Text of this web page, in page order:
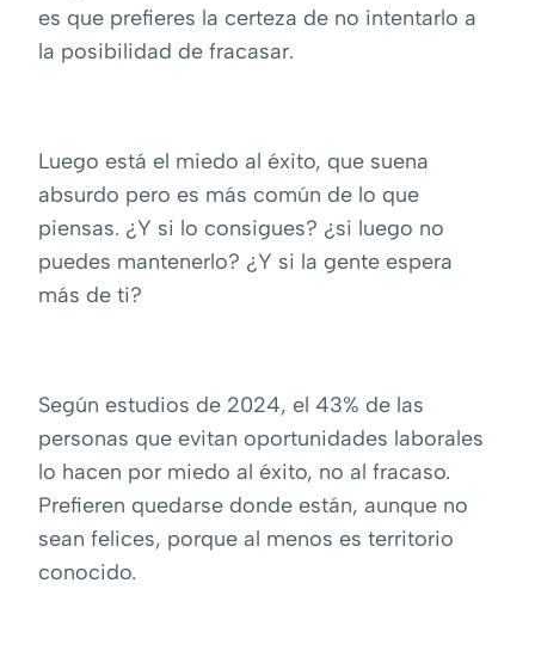
es que prefieres la certeza de no intentarlo a
la posibilidad de fracasar.
Luego está el miedo al éxito, que suena
absurdo pero es más común de lo que
piensas. ¿Y si lo consigues? ¿si luego no
puedes mantenerlo? ¿Y si la gente espera
más de ti?
Según estudios de 2024, el 43% de las
personas que evitan oportunidades laborales
lo hacen por miedo al éxito, no al fracaso.
Prefieren quedarse donde están, aunque no
sean felices, porque al menos es territorio
conocido.